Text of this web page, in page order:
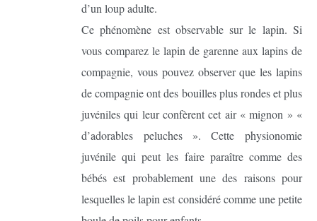
d’un loup adulte.
Ce phénomène est observable sur le lapin. Si
vous comparez le lapin de garenne aux lapins de
compagnie, vous pouvez observer que les lapins
de compagnie ont des bouilles plus rondes et plus
juvéniles qui leur confèrent cet air « mignon » «
d’adorables peluches ». Cette physionomie
juvénile qui peut les faire paraître comme des
bébés est probablement une des raisons pour
lesquelles le lapin est considéré comme une petite